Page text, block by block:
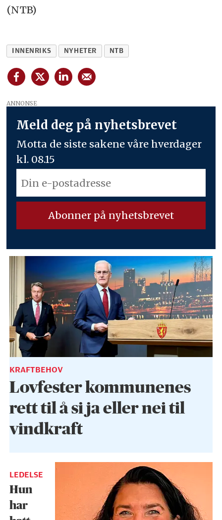
(NTB)
INNENRIKS NYHETER NTB
ANNONSE
Meld deg på nyhetsbrevet
Motta de siste sakene våre hverdager
kl. 08.15
KRAFTBEHOV
Lovfester kommunenes
rett til å si ja eller nei til
vindkraft
LEDELSE
Hun
har